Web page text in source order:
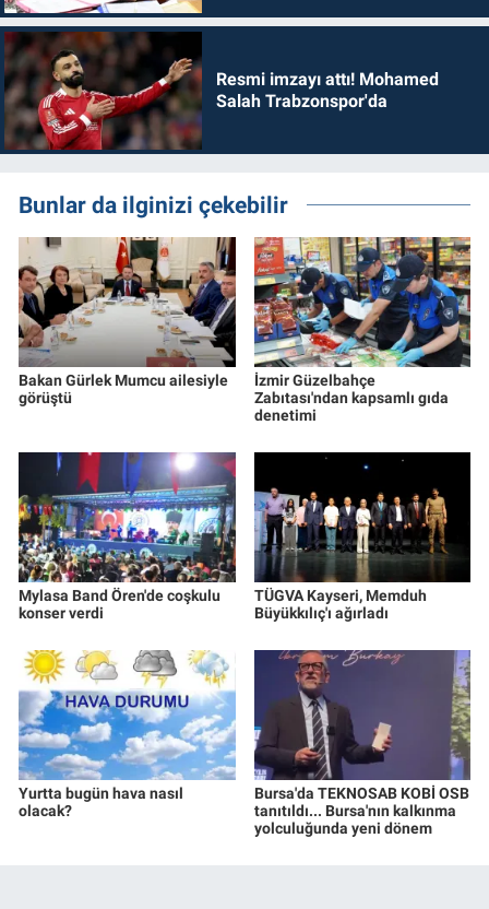
Resmi imzayı attı! Mohamed
Salah Trabzonspor'da
Bunlar da ilginizi çekebilir
Bakan Gürlek Mumcu ailesiyle
görüştü
İzmir Güzelbahçe
Zabıtası'ndan kapsamlı gıda
denetimi
Mylasa Band Ören'de coşkulu
konser verdi
TÜGVA Kayseri, Memduh
Büyükkılıç'ı ağırladı
Yurtta bugün hava nasıl
olacak?
Bursa'da TEKNOSAB KOBİ OSB
tanıtıldı... Bursa'nın kalkınma
yolculuğunda yeni dönem